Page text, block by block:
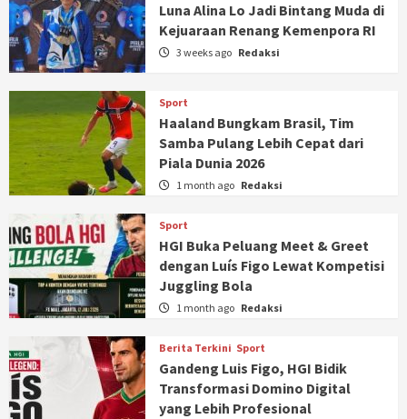
Luna Alina Lo Jadi Bintang Muda di
Kejuaraan Renang Kemenpora RI
3 weeks ago Redaksi
Sport
Haaland Bungkam Brasil, Tim
Samba Pulang Lebih Cepat dari
Piala Dunia 2026
1 month ago Redaksi
Sport
HGI Buka Peluang Meet & Greet
dengan Luís Figo Lewat Kompetisi
Juggling Bola
1 month ago Redaksi
Berita Terkini Sport
Gandeng Luis Figo, HGI Bidik
Transformasi Domino Digital
yang Lebih Profesional